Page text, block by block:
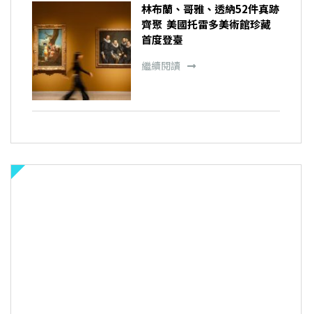
林布蘭、哥雅、透納52件真跡
齊聚 美國托雷多美術館珍藏
首度登臺
繼續閱讀